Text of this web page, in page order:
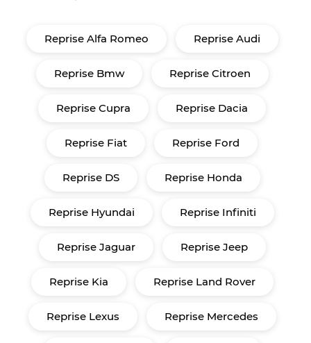
Reprise Alfa Romeo Reprise Audi
Reprise Bmw Reprise Citroen
Reprise Cupra Reprise Dacia
Reprise Fiat Reprise Ford
Reprise DS Reprise Honda
Reprise Hyundai Reprise Infiniti
Reprise Jaguar Reprise Jeep
Reprise Kia Reprise Land Rover
Reprise Lexus Reprise Mercedes